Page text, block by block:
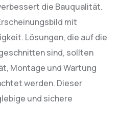
die Bauqualität.
mit
Lösungen, die auf die
sind, sollten
Montage und Wartung
werden. Dieser
und sichere